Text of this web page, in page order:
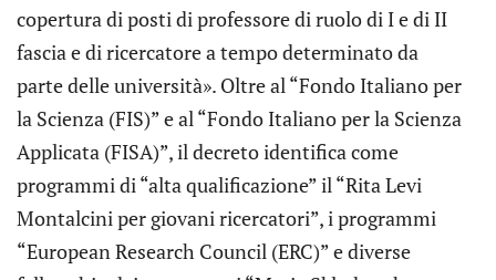
copertura di posti di professore di ruolo di I e di II
fascia e di ricercatore a tempo determinato da
parte delle università». Oltre al “Fondo Italiano per
la Scienza (FIS)” e al “Fondo Italiano per la Scienza
Applicata (FISA)”, il decreto identifica come
programmi di “alta qualificazione” il “Rita Levi
Montalcini per giovani ricercatori”, i programmi
“European Research Council (ERC)” e diverse